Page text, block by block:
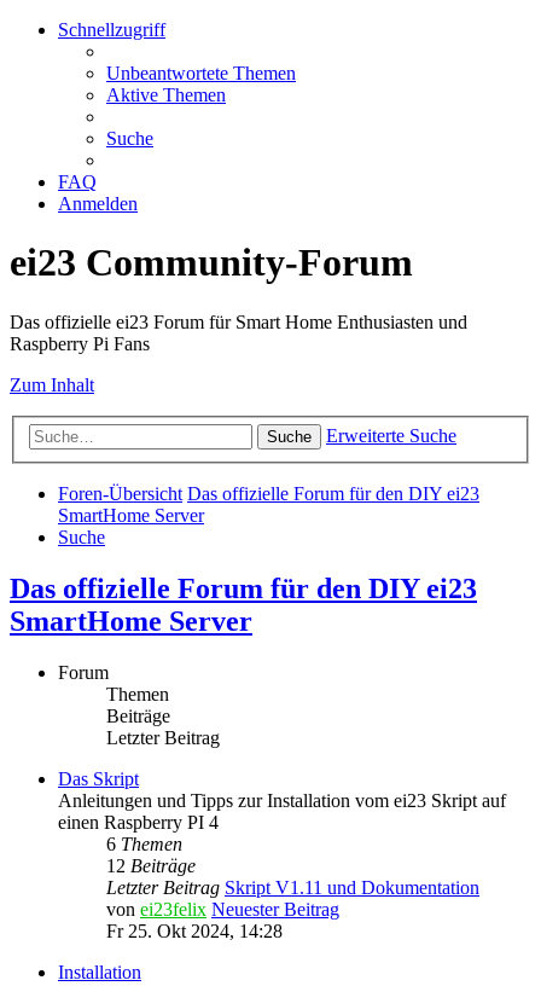
Schnellzugriff
Unbeantwortete Themen
Aktive Themen
Suche
FAQ
Anmelden
ei23 Community-Forum
Das offizielle ei23 Forum für Smart Home Enthusiasten und
Raspberry Pi Fans
Zum Inhalt
Suche Erweiterte Suche
Foren-Übersicht Das offizielle Forum für den DIY ei23
SmartHome Server
Suche
Das offizielle Forum für den DIY ei23
SmartHome Server
Forum
Themen
Beiträge
Letzter Beitrag
Das Skript
Anleitungen und Tipps zur Installation vom ei23 Skript auf
einen Raspberry PI 4
6 Themen
12 Beiträge
Letzter Beitrag Skript V1.11 und Dokumentation
von ei23felix Neuester Beitrag
Fr 25. Okt 2024, 14:28
Installation